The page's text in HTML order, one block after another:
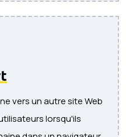
vers un autre site Web
lorsqu'ils